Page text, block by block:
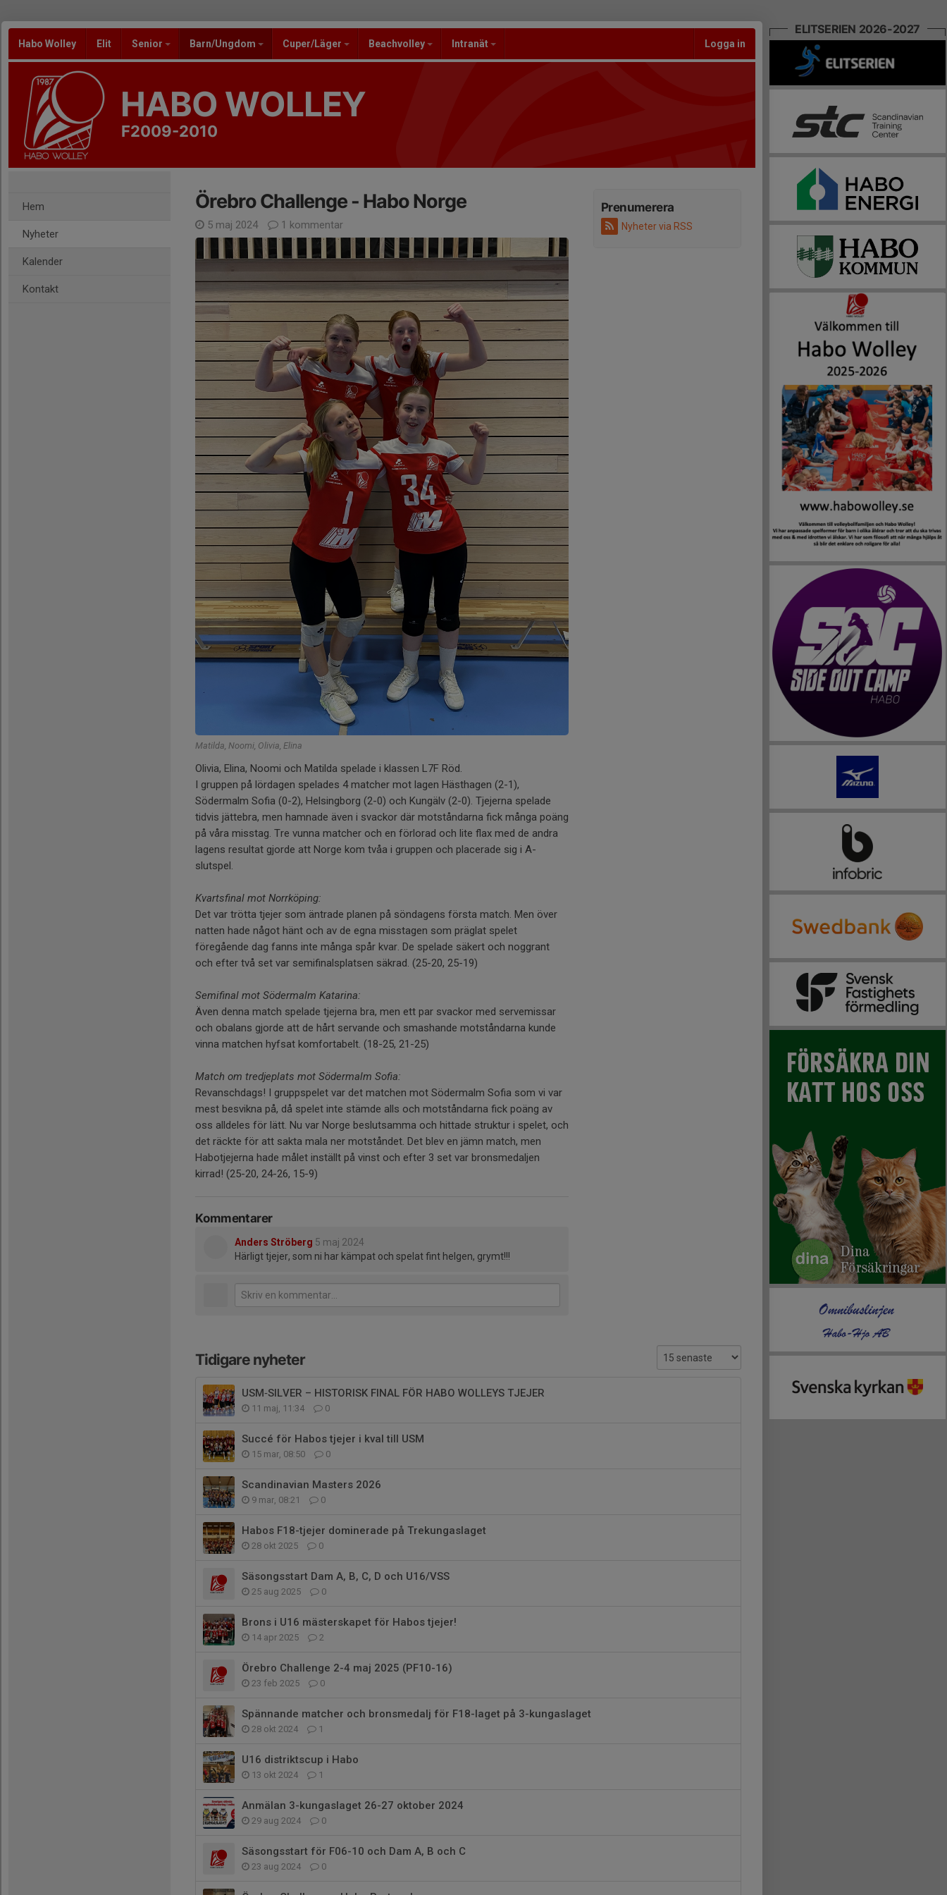
Habo Wolley Elit Senior Barn/Ungdom Cuper/Läger Beachvolley Intranät Logga in
HABO WOLLEY
F2009-2010
Hem
Nyheter
Kalender
Kontakt
Prenumerera
Nyheter via RSS
Örebro Challenge - Habo Norge
5 maj 2024 1 kommentar
Matilda, Noomi, Olivia, Elina
Olivia, Elina, Noomi och Matilda spelade i klassen L7F Röd.
I gruppen på lördagen spelades 4 matcher mot lagen Hästhagen (2-1),
Södermalm Sofia (0-2), Helsingborg (2-0) och Kungälv (2-0). Tjejerna spelade
tidvis jättebra, men hamnade även i svackor där motståndarna fick många poäng
på våra misstag. Tre vunna matcher och en förlorad och lite flax med de andra
lagens resultat gjorde att Norge kom tvåa i gruppen och placerade sig i A-
slutspel.
Kvartsfinal mot Norrköping:
Det var trötta tjejer som äntrade planen på söndagens första match. Men över
natten hade något hänt och av de egna misstagen som präglat spelet
föregående dag fanns inte många spår kvar. De spelade säkert och noggrant
och efter två set var semifinalsplatsen säkrad. (25-20, 25-19)
Semifinal mot Södermalm Katarina:
Även denna match spelade tjejerna bra, men ett par svackor med servemissar
och obalans gjorde att de hårt servande och smashande motståndarna kunde
vinna matchen hyfsat komfortabelt. (18-25, 21-25)
Match om tredjeplats mot Södermalm Sofia:
Revanschdags! I gruppspelet var det matchen mot Södermalm Sofia som vi var
mest besvikna på, då spelet inte stämde alls och motståndarna fick poäng av
oss alldeles för lätt. Nu var Norge beslutsamma och hittade struktur i spelet, och
det räckte för att sakta mala ner motståndet. Det blev en jämn match, men
Habotjejerna hade målet inställt på vinst och efter 3 set var bronsmedaljen
kirrad! (25-20, 24-26, 15-9)
Kommentarer
Anders Ströberg 5 maj 2024
Härligt tjejer, som ni har kämpat och spelat fint helgen, grymt!!!
Tidigare nyheter
USM‑SILVER – HISTORISK FINAL FÖR HABO WOLLEYS TJEJER
11 maj, 11:34 0
Succé för Habos tjejer i kval till USM
15 mar, 08:50 0
Scandinavian Masters 2026
9 mar, 08:21 0
Habos F18-tjejer dominerade på Trekungaslaget
28 okt 2025 0
Säsongsstart Dam A, B, C, D och U16/VSS
25 aug 2025 0
Brons i U16 mästerskapet för Habos tjejer!
14 apr 2025 2
Örebro Challenge 2-4 maj 2025 (PF10-16)
23 feb 2025 0
Spännande matcher och bronsmedalj för F18-laget på 3-kungaslaget
28 okt 2024 1
U16 distriktscup i Habo
13 okt 2024 1
Anmälan 3-kungaslaget 26-27 oktober 2024
29 aug 2024 0
Säsongsstart för F06-10 och Dam A, B och C
23 aug 2024 0
ELITSERIEN 2026-2027